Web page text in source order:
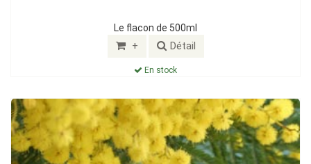
Le flacon de 500ml
+ Détail
En stock